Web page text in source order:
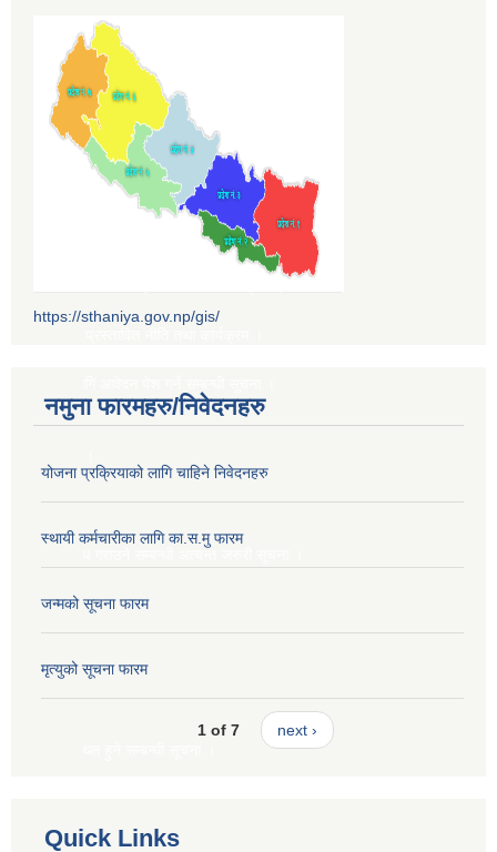
https://sthaniya.gov.np/gis/
नमुना फारमहरु/निवेदनहरु
योजना प्रक्रियाको लागि चाहिने निवेदनहरु
स्थायी कर्मचारीका लागि का.स.मु फारम
जन्मको सूचना फारम
मृत्युको सूचना फारम
1 of 7 next ›
Quick Links